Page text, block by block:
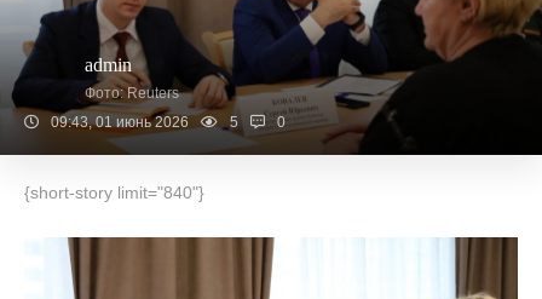
admin
Фото: Reuters
09:43, 01 июнь 2026
5 0
{short-story limit="840"}